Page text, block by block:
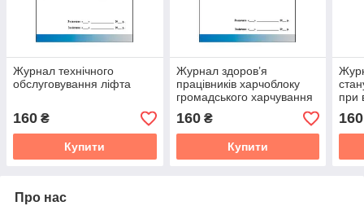
Журнал технічного
обслуговування ліфта
160 ₴
Купити
Журнал здоров’я
працівників харчоблоку
громадського харчування
160₴
Купити
при
160
Про нас